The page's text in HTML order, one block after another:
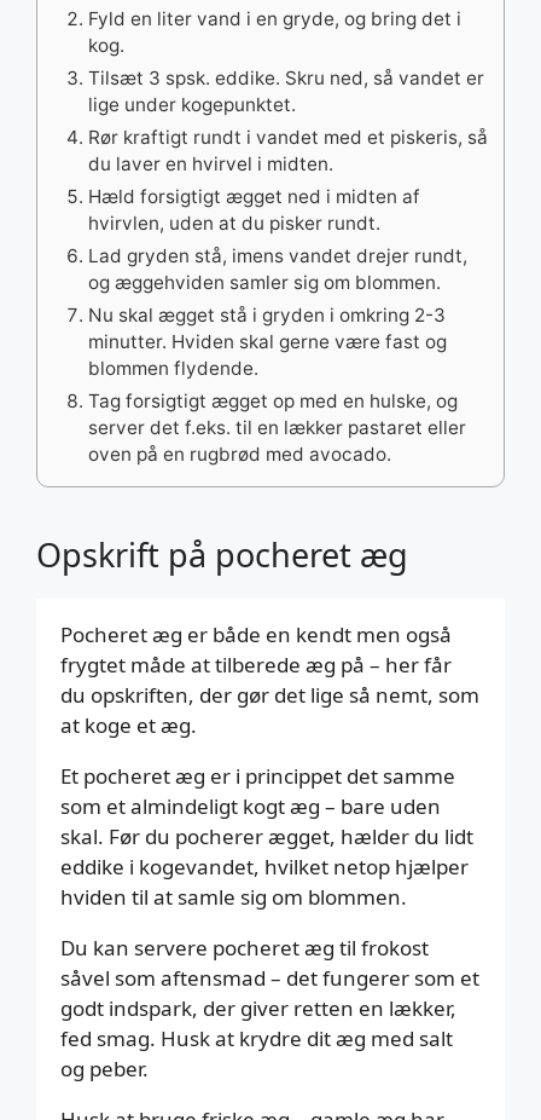
Opskrift på pocheret æg
Pocheret æg er både en kendt men også
frygtet måde at tilberede æg på – her får
du opskriften, der gør det lige så nemt, som
at koge et æg.
Et pocheret æg er i princippet det samme
som et almindeligt kogt æg – bare uden
skal. Før du pocherer ægget, hælder du lidt
eddike i kogevandet, hvilket netop hjælper
hviden til at samle sig om blommen.
Du kan servere pocheret æg til frokost
såvel som aftensmad – det fungerer som et
godt indspark, der giver retten en lækker,
fed smag. Husk at krydre dit æg med salt
og peber.
Fyld en liter vand i en gryde, og bring det i
kog.
Tilsæt 3 spsk. eddike. Skru ned, så vandet er
lige under kogepunktet.
Rør kraftigt rundt i vandet med et piskeris, så
du laver en hvirvel i midten.
Hæld forsigtigt ægget ned i midten af
hvirvlen, uden at du pisker rundt.
Lad gryden stå, imens vandet drejer rundt,
og æggehviden samler sig om blommen.
Nu skal ægget stå i gryden i omkring 2-3
minutter. Hviden skal gerne være fast og
blommen flydende.
Tag forsigtigt ægget op med en hulske, og
server det f.eks. til en lækker pastaret eller
oven på en rugbrød med avocado.